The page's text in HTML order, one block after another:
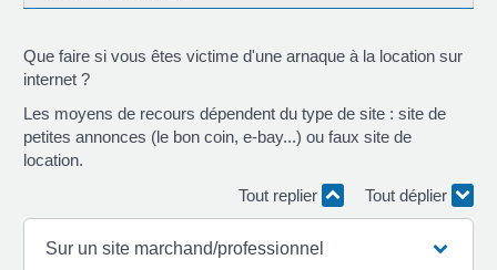
Que faire si vous êtes victime d'une arnaque à la location sur
internet ?
Les moyens de recours dépendent du type de site : site de
petites annonces (le bon coin, e-bay...) ou faux site de
location.
Tout replier
Tout déplier
Sur un site marchand/professionnel